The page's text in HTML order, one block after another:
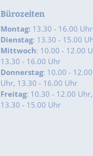
Bürozeiten
Montag:13.30 - 16.00 Uhr
Dienstag: 13.30 - 15.00
Mittwoch: 10.00 - 12.00
13.30 - 16.00 Uhr
Donnerstag: 10.00 - 12.00
Uhr, 13.30 - 16.00 Uhr
Freitag: 10.30 - 12.00 Uhr,
13.30 - 15.00 Uhr